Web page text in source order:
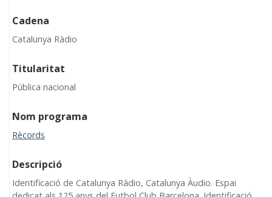
Cadena
Catalunya Ràdio
Titularitat
Pública nacional
Nom programa
Rècords
Descripció
Identificació de Catalunya Ràdio, Catalunya Àudio. Espai